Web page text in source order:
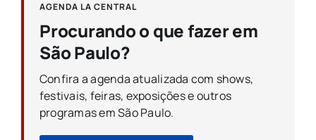
AGENDA LA CENTRAL
Procurando o que fazer em
São Paulo?
Confira a agenda atualizada com shows,
festivais, feiras, exposições e outros
programas em São Paulo.